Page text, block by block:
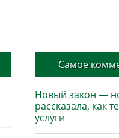
Самое
Новый закон —
рассказала, как
услуги